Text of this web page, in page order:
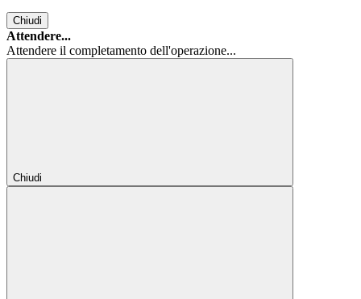
Chiudi
Attendere...
Attendere il completamento dell'operazione...
Chiudi